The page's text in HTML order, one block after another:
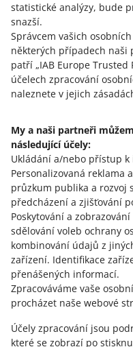
statistické analýzy, bude
snazší.
Správcem vašich
některých případech naši
patří „IAB Europe Trusted
účelech zpracování
naleznete v jejich
My a naši partneři
následující účely:
Ukládání a/nebo přístup
Personalizovaná reklama
průzkum publika a rozvoj
předcházení a zjišťování
Poskytování a
sdělování voleb ochrany
kombinování údajů z
zařízení. Identifikace
přenášených informací.
Zpracováváme vaše
procházet naše webové
Účely zpracování jsou
které se zobrazí po
Odešlete správné
jste výrobcem baterií
11. srpna 2025 v 9:53
Upravujeme další
vám pomohli prodávat
Ode dneška můžete
záložce Moji neaktivní
22. května 2024 v 10:01
Ode dneška budete
přímo v záložce Moji